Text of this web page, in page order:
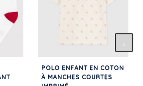
POLO ENFANT EN COTON
À MANCHES COURTES